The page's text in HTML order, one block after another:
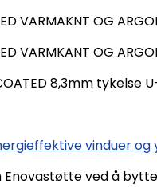
VARMAKNT OG
VARMKANT OG
COATED 8,3mm tykelse
vinduer
Enovastøtte ved å